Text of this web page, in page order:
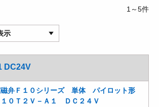
1～5件
示
DC24V
磁弁Ｆ１０シリーズ 単体 パイロット形
１０Ｔ２Ｖ－Ａ１ ＤＣ２４Ｖ